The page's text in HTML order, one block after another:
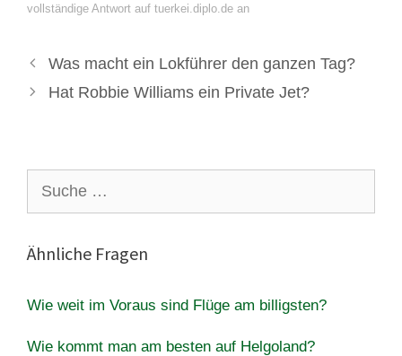
vollständige Antwort auf tuerkei.diplo.de an
Was macht ein Lokführer den ganzen Tag?
Hat Robbie Williams ein Private Jet?
nach:
Ähnliche Fragen
Wie weit im Voraus sind Flüge am billigsten?
Wie kommt man am besten auf Helgoland?